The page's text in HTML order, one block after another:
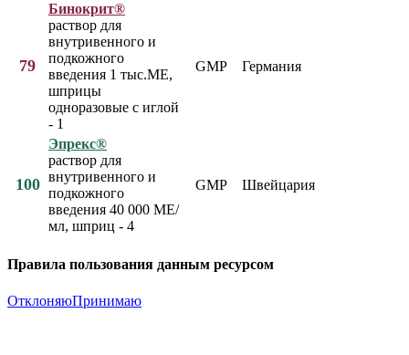
79
Бинокрит®
раствор для
внутривенного и
подкожного
введения 1 тыс.МЕ,
шприцы
одноразовые с иглой
- 1
GMP Германия
100
Эпрекс®
раствор для
внутривенного и
подкожного
введения 40 000 МЕ/
мл, шприц - 4
GMP Швейцария
Правила пользования данным ресурсом
ОтклоняюПринимаю